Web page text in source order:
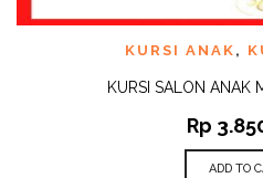
KURSI ANAK ,
KURSI SALON ANAK
Rp
ADD TO